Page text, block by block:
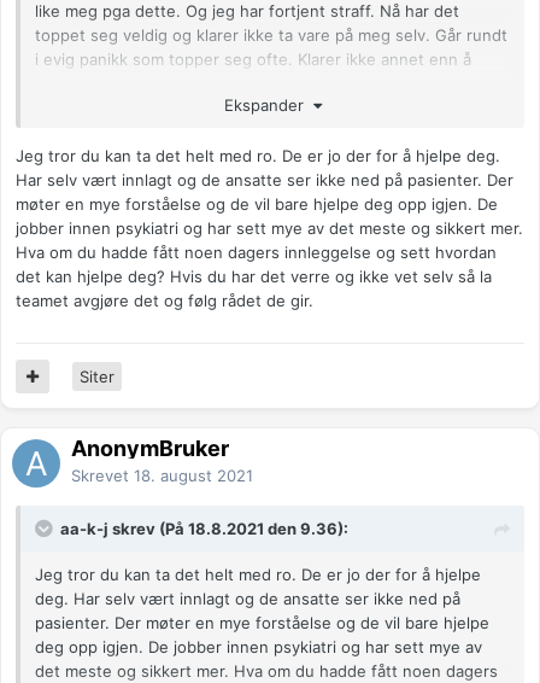
like meg pga dette. Og jeg har fortjent straff. Nå har det
toppet seg veldig og klarer ikke ta vare på meg selv. Går rundt
i evig panikk som topper seg ofte. Klarer ikke annet enn å
innleggelse. Jeg skal tenke på det ila dagen. Føler massiv
skam ved å være innlagt og min problematikk. De kommer til å
se ned på meg. Får kanskje toppen to dager før jeg blir hevet
ut. Veldig separasjonsangst også fra hjemmet. Men vil ikke
plage dem, så kanskje jeg skal fjerne meg noen dager.
Aner ikke om jeg skal be legen snakke med teamet. Aner
ingenting. Alt er usikkert, ut i det blå. Har vært nesten så syk
Vær så snill, nå takler jeg ikke fordømmende innlegg. Jeg
prøver så godt jeg kan.
Anonymkode: a0e85...b71
Ekspander
Jeg tror du kan ta det helt med ro. De er jo der for å hjelpe deg.
Har selv vært innlagt og de ansatte ser ikke ned på pasienter. Der
møter en mye forståelse og de vil bare hjelpe deg opp igjen. De
jobber innen psykiatri og har sett mye av det meste og sikkert mer.
Hva om du hadde fått noen dagers innleggelse og sett hvordan
det kan hjelpe deg? Hvis du har det verre og ikke vet selv så la
teamet avgjøre det og følg rådet de gir.
Siter
AnonymBruker
Skrevet 18. august 2021
aa-k-j skrev (På 18.8.2021 den 9.36):
Jeg tror du kan ta det helt med ro. De er jo der for å hjelpe
deg. Har selv vært innlagt og de ansatte ser ikke ned på
pasienter. Der møter en mye forståelse og de vil bare hjelpe
deg opp igjen. De jobber innen psykiatri og har sett mye av
det meste og sikkert mer. Hva om du hadde fått noen dagers